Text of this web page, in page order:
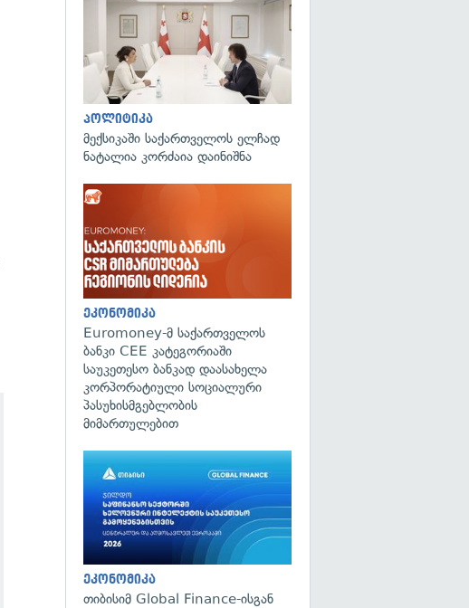
პოლიტიკა
მექსიკაში საქართველოს ელჩად
ნატალია კორძაია დაინიშნა
ეკონომიკა
Euromoney-მ საქართველოს
ბანკი CEE კატეგორიაში
საუკეთესო ბანკად დაასახელა
კორპორატიული სოციალური
პასუხისმგებლობის
მიმართულებით
ეკონომიკა
თიბისიმ Global Finance-ისგან